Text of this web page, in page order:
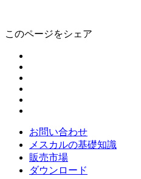
このページをシェア
お問い合わせ
メスカルの基礎知識
販売市場
ダウンロード